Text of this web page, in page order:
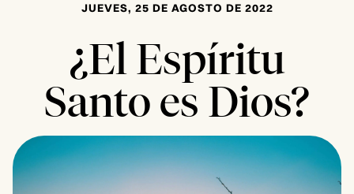
JUEVES, 25 DE AGOSTO DE 2022
¿El Espíritu
Santo es Dios?